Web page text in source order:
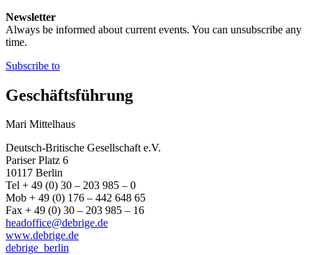
Newsletter
Always be informed about current events. You can unsubscribe any
time.
Subscribe to
Geschäftsführung
Mari Mittelhaus
Deutsch-Britische Gesellschaft e.V.
Pariser Platz 6
10117 Berlin
Tel + 49 (0) 30 – 203 985 – 0
Mob + 49 (0) 176 – 442 648 65
Fax + 49 (0) 30 – 203 985 – 16
headoffice@debrige.de
www.debrige.de
debrige_berlin